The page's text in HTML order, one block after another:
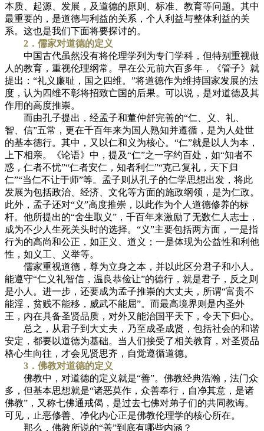
本质、起源、发展，及道德的原则、标准、教育等问题。其中
最重要的，是道德与利益的关系，个人利益与整体利益的关
系。这也是我们下面将要探讨的。
2．儒家对道德的定义
中国古代虽然没有将伦理学列为专门学科，但特别重视做
人的教育，重视伦理纲常。早在公元前六百多年，《管子》就
提出：“礼义廉耻，国之四维。”将道德作为维持国家发展的法
度，认为四维不彰将招致亡国的后果。可以说，是对道德及其
作用的高度推崇。
而由孔子提出，经孟子和董仲舒完善的“仁、义、礼、
智、信”五常，更在千百年来为国人熟知并遵循，是为人处世
的基本德行。其中，又以仁和义为核心。“仁”就是以人为本，
上下相亲。《论语》中，提及“仁”之一字约百处，如“知者不
惑，仁者不忧”“仁者安仁，知者利仁”“克己复礼，天下归
仁”“当仁不让于师”等。孟子则从孔子的仁学思想出发，将此
发展为包括政治、经济、文化等方面的施政纲领，是为仁政。
此外，孟子还对“义”高度推崇，以此作为个人道德修养的标
杆。他所提出的“舍生取义”，千百年来激励了无数仁人志士，
成为不少人生死关头时的选择。“义”主要包括两方面，一是指
行为的高尚和公正，如正义、道义；一是体现为公益性和利他
性，如义工、义举等。
儒家重视道德，尊为立身之本，并以此区分君子和小人。
能遵守“仁义礼智信，温良恭俭让”的德行，就是君子，反之则
是小人。进一步，还要成为孟子推崇的大丈夫，所谓“富贵不
能淫，贫贱不能移，威武不能屈”。而最高境界则是内圣外
王，内在具备圣贤品质，对外又能治国平天下，令天下归心。
总之，从君子到大丈夫，乃至成圣成贤，包括社会的和谐
安定，都要以道德为基础。当人们接受了相关教育，对圣贤品
格心生向往，才会见贤思齐，自觉遵循道德。
3．佛教对道德的定义
佛教中，对道德的定义就是“善”。佛教经典浩瀚，法门众
多，但基本思想就是“诸恶莫作，众善奉行，自净其意，是诸
佛教”，又称七佛通戒偈，是过去七佛对弟子们的共同教诲。
可见，止恶修善、净化内心正是佛教伦理学的核心所在。
那么，佛教所说的“善”到底有哪些内涵？